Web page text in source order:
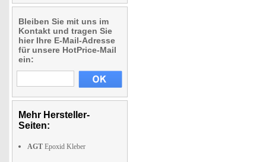
Bleiben Sie mit uns im
Kontakt und tragen Sie
hier Ihre E-Mail-Adresse
für unsere HotPrice-Mail
ein:
Mehr Hersteller-
Seiten:
AGT Epoxid Kleber